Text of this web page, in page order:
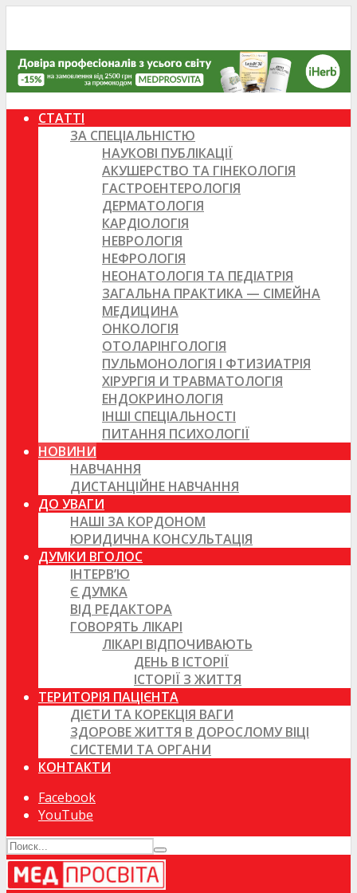
СТАТТІ
ЗА СПЕЦІАЛЬНІСТЮ
НАУКОВІ ПУБЛІКАЦІЇ
АКУШЕРСТВО ТА ГІНЕКОЛОГІЯ
ГАСТРОЕНТЕРОЛОГІЯ
ДЕРМАТОЛОГІЯ
КАРДІОЛОГІЯ
НЕВРОЛОГІЯ
НЕФРОЛОГІЯ
НЕОНАТОЛОГІЯ ТА ПЕДІАТРІЯ
ЗАГАЛЬНА ПРАКТИКА — СІМЕЙНА
МЕДИЦИНА
ОНКОЛОГІЯ
ОТОЛАРІНГОЛОГІЯ
ПУЛЬМОНОЛОГІЯ І ФТИЗИАТРІЯ
ХІРУРГІЯ И ТРАВМАТОЛОГІЯ
ЕНДОКРИНОЛОГІЯ
ІНШІ СПЕЦІАЛЬНОСТІ
ПИТАННЯ ПСИХОЛОГІЇ
НОВИНИ
НАВЧАННЯ
ДИСТАНЦІЙНЕ НАВЧАННЯ
ДО УВАГИ
НАШІ ЗА КОРДОНОМ
ЮРИДИЧНА КОНСУЛЬТАЦІЯ
ДУМКИ ВГОЛОС
ІНТЕРВ’Ю
Є ДУМКА
ВІД РЕДАКТОРА
ГОВОРЯТЬ ЛІКАРІ
ЛІКАРІ ВІДПОЧИВАЮТЬ
ДЕНЬ В ІСТОРІЇ
ІСТОРІЇ З ЖИТТЯ
ТЕРИТОРІЯ ПАЦІЄНТА
ДІЄТИ ТА КОРЕКЦІЯ ВАГИ
ЗДОРОВЕ ЖИТТЯ В ДОРОСЛОМУ ВІЦІ
СИСТЕМИ ТА ОРГАНИ
КОНТАКТИ
Facebook
YouTube